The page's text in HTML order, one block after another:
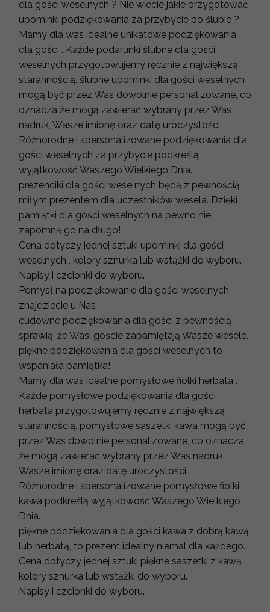
dla gości weselnych ? Nie wiecie jakie przygotować
upominki podziękowania za przybycie po ślubie ?
Mamy dla was idealne unikatowe podziękowania
dla gości . Każde podarunki ślubne dla gości
weselnych przygotowujemy ręcznie z największą
starannością. ślubne upominki dla gości weselnych
mogą być przez Was dowolnie personalizowane, co
oznacza że mogą zawierać wybrany przez Was
nadruk, Wasze imionę oraz datę uroczystości.
Różnorodne i spersonalizowane podziękowania dla
gości weselnych za przybycie podkreślą
wyjątkowość Waszego Wielkiego Dnia.
prezenciki dla gości weselnych będą z pewnością
miłym prezentem dla uczestników wesela. Dzięki
pamiątki dla gości weselnych na pewno nie
zapomną go na długo!
Cena dotyczy jednej sztuki upominki dla gości
weselnych , kolory sznurka lub wstążki do wyboru.
Napisy i czcionki do wyboru.
Pomysł na podziękowanie dla gości weselnych
znajdziecie u Nas
cudowne podziękowania dla gości z pewnością
sprawią, że Wasi goście zapamiętają Wasze wesele.
piękne podziękowania dla gości weselnych to
wspaniała pamiątka!
Mamy dla was idealne pomysłowe fiolki herbata .
Każde pomysłowe podziękowania dla gości
herbata przygotowujemy ręcznie z największą
starannością. pomysłowe saszetki kawa mogą być
przez Was dowolnie personalizowane, co oznacza
że mogą zawierać wybrany przez Was nadruk,
Wasze imionę oraz datę uroczystości.
Różnorodne i spersonalizowane pomysłowe fiolki
kawa podkreślą wyjątkowość Waszego Wielkiego
Dnia.
piękne podziękowania dla gości kawa z dobrą kawą
lub herbatą, to prezent idealny niemal dla każdego.
Cena dotyczy jednej sztuki piękne saszetki z kawą ,
kolory sznurka lub wstążki do wyboru.
Napisy i czcionki do wyboru.